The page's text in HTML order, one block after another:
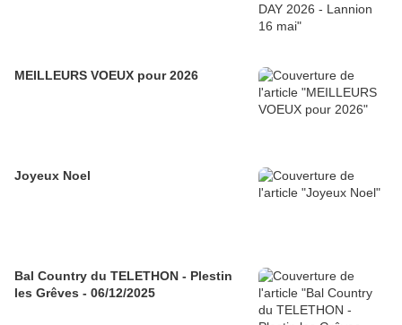
MEILLEURS VOEUX pour 2026
Joyeux Noel
Bal Country du TELETHON - Plestin
les Grêves - 06/12/2025